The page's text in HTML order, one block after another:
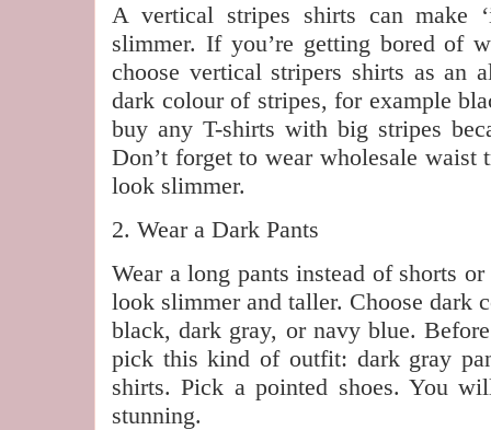
A vertical stripes shirts can make
slimmer. If you’re getting bored of
choose vertical stripers shirts as an
dark colour of stripes, for example
buy any T-shirts with big stripes
Don’t forget to wear wholesale waist
look slimmer.
2. Wear a Dark Pants
Wear a long pants instead of shorts
look slimmer and taller. Choose dark
black, dark gray, or navy blue.
pick this kind of outfit: dark gray
shirts. Pick a pointed shoes. You
stunning.